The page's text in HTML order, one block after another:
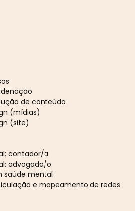
de conteúdo
(mídias)
(site)
contador/a
advogada/o
saúde mental
e mapeamento de redes